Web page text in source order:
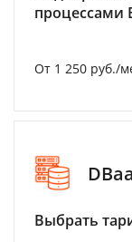
процессами
От 1 250 руб./
Выбрать